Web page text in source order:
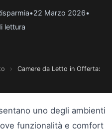
•22 Marzo 2026•
lettura
›
Camere da Letto in Offerta:
uno degli ambienti
funzionalità e comfort